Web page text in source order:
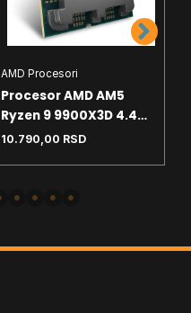
AMD Procesori
Procesor AMD AM5
Ryzen 9 9900X3D 4.4
GHz Tray
10.790,00 RSD